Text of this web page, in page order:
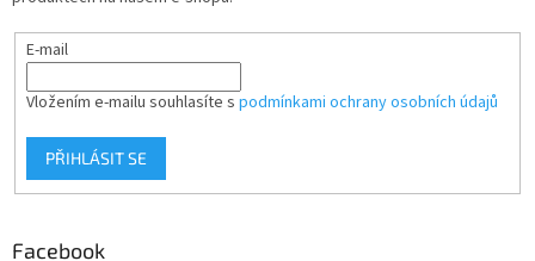
E-mail
Vložením e-mailu souhlasíte s podmínkami ochrany osobních údajů
PŘIHLÁSIT SE
Facebook